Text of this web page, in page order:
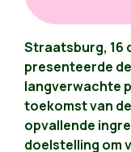
Straatsburg, 16
presenteerde
langverwachte
toekomst van
opvallende
doelstelling om